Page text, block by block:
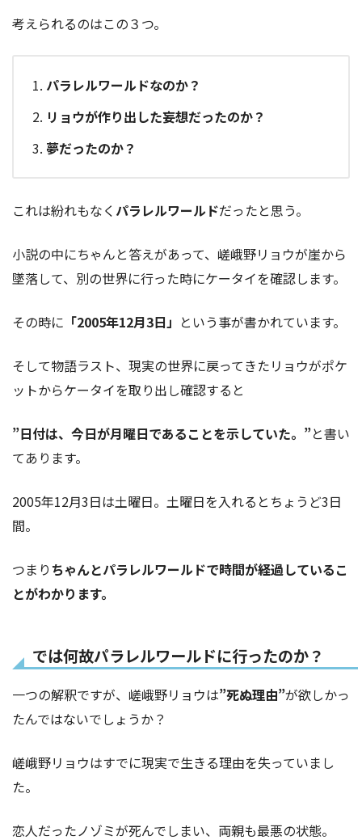
考えられるのはこの３つ。
パラレルワールドなのか？
リョウが作り出した妄想だったのか？
夢だったのか？
これは紛れもなく パラレルワールドだったと思う。
小説の中にちゃんと答えがあって、嵯峨野リョウが崖から
墜落して、別の世界に行った時にケータイを確認します。
その時に 「2005年12月3日」 という事が書かれています。
そして物語ラスト、現実の世界に戻ってきたリョウがポケ
ットからケータイを取り出し確認すると
”日付は、今日が月曜日であることを示していた。”と書い
てあります。
2005年12月3日は土曜日。土曜日を入れるとちょうど3日
間。
つまり ちゃんとパラレルワールドで時間が経過しているこ
とがわかります。
では何故パラレルワールドに行ったのか？
一つの解釈ですが、嵯峨野リョウは”死ぬ理由”が欲しかっ
たんではないでしょうか？
嵯峨野リョウはすでに現実で生きる理由を失っていまし
た。
恋人だったノゾミが死んでしまい、両親も最悪の状態。